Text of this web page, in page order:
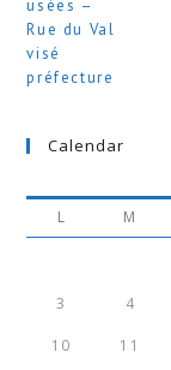
Calendar
L M
3 4
10 11